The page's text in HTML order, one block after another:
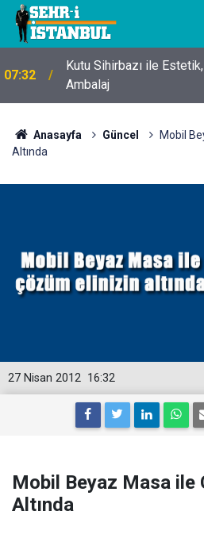
07:32
Kutu Sihirbazı ile
Ambalaj
Anasayfa Güncel
Mobil
Altında
16:32
27 Nisan 2012
Mobil Beyaz Masa ile
Altında